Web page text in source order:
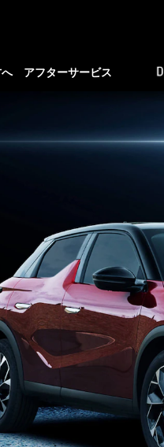
へ アフターサービス